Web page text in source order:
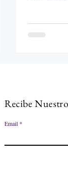
Recibe
Email